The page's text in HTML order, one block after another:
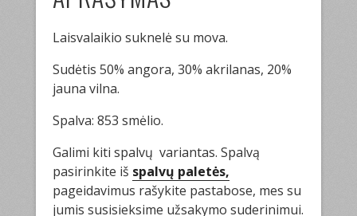
Laisvalaikio suknelė su mova.
Sudėtis 50% angora, 30% akrilanas, 20%
jauna vilna.
Spalva: 853 smėlio.
Galimi kiti spalvų variantas. Spalvą
pasirinkite iš spalvų paletės,
pageidavimus rašykite pastabose, mes su
jumis susisieksime užsakymo suderinimui.